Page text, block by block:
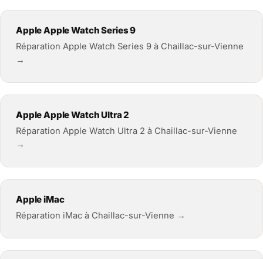
Apple Apple Watch Series 9
Réparation Apple Watch Series 9 à Chaillac-sur-Vienne
→
Apple Apple Watch Ultra 2
Réparation Apple Watch Ultra 2 à Chaillac-sur-Vienne
→
Apple iMac
Réparation iMac à Chaillac-sur-Vienne →